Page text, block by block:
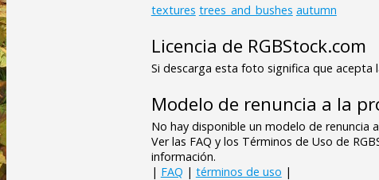
textures trees_and_bushes autumn
Licencia de RGBStock.com
Si descarga esta foto significa que acepta
Modelo de renuncia a la
No hay disponible un modelo de renuncia
Ver las FAQ y los Términos de Uso de
información.
| FAQ | términos de uso |